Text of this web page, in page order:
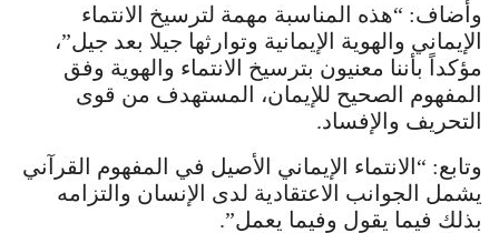
وأضاف: “هذه المناسبة مهمة لترسيخ الانتماء
الإيماني والهوية الإيمانية وتوارثها جيلا بعد جيل”،
مؤكداً بأننا معنيون بترسيخ الانتماء والهوية وفق
المفهوم الصحيح للإيمان، المستهدف من قوى
التحريف والإفساد.
وتابع: “الانتماء الإيماني الأصيل في المفهوم القرآني
يشمل الجوانب الاعتقادية لدى الإنسان والتزامه
بذلك فيما يقول وفيما يعمل”.